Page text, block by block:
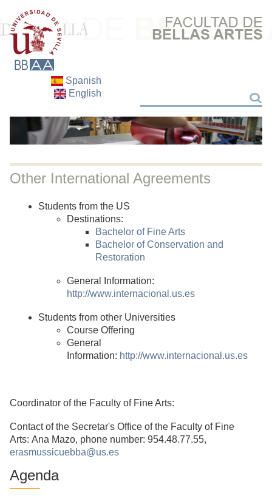
Spanish
English
Search
Other International Agreements
Students from the US
Destinations:
Bachelor of Fine Arts
Bachelor of Conservation and
Restoration
General Information:
http://www.internacional.us.es
Students from other Universities
Course Offering
General
Information: http://www.internacional.us.es
Coordinator of the Faculty of Fine Arts:
Contact of the Secretar's Office of the Faculty of Fine
Arts: Ana Mazo, phone number: 954.48.77.55,
erasmussicuebba@us.es
Agenda